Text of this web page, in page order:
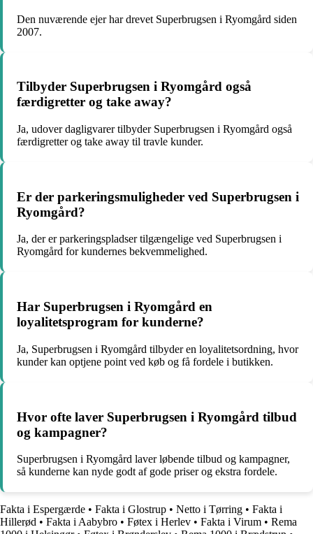
Den nuværende ejer har drevet Superbrugsen i Ryomgård siden
2007.
Tilbyder Superbrugsen i Ryomgård også
færdigretter og take away?
Ja, udover dagligvarer tilbyder Superbrugsen i Ryomgård også
færdigretter og take away til travle kunder.
Er der parkeringsmuligheder ved Superbrugsen i
Ryomgård?
Ja, der er parkeringspladser tilgængelige ved Superbrugsen i
Ryomgård for kundernes bekvemmelighed.
Har Superbrugsen i Ryomgård en
loyalitetsprogram for kunderne?
Ja, Superbrugsen i Ryomgård tilbyder en loyalitetsordning, hvor
kunder kan optjene point ved køb og få fordele i butikken.
Hvor ofte laver Superbrugsen i Ryomgård tilbud
og kampagner?
Superbrugsen i Ryomgård laver løbende tilbud og kampagner,
så kunderne kan nyde godt af gode priser og ekstra fordele.
Fakta i Espergærde • Fakta i Glostrup • Netto i Tørring • Fakta i
Hillerød • Fakta i Aabybro • Føtex i Herlev • Fakta i Virum • Rema